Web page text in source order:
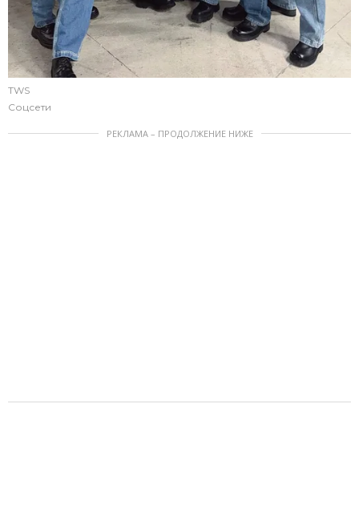
TWS
Соцсети
РЕКЛАМА – ПРОДОЛЖЕНИЕ НИЖЕ